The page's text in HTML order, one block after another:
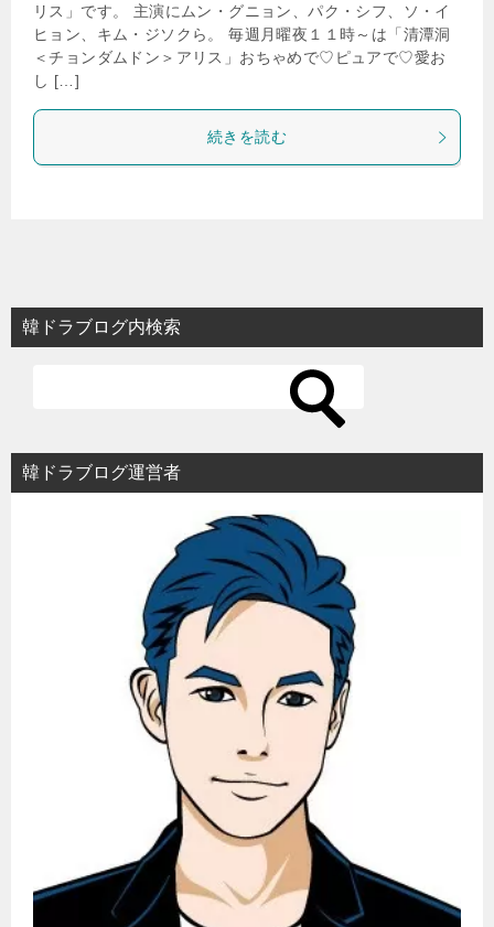
リス」です。 主演にムン・グニョン、パク・シフ、ソ・イ
ヒョン、キム・ジソクら。 毎週月曜夜１１時～は「清潭洞
＜チョンダムドン＞アリス」おちゃめで♡ピュアで♡愛お
し […]
続きを読む
韓ドラブログ内検索
韓ドラブログ運営者